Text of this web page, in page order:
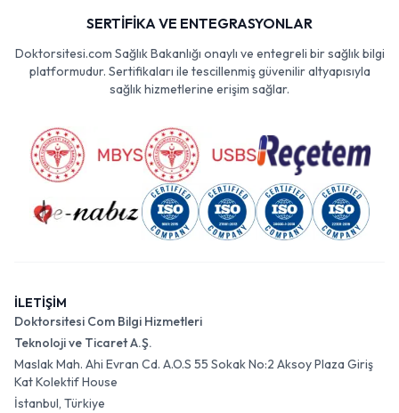
SERTİFİKA VE ENTEGRASYONLAR
Doktorsitesi.com Sağlık Bakanlığı onaylı ve entegreli bir sağlık bilgi
platformudur. Sertifikaları ile tescillenmiş güvenilir altyapısıyla
sağlık hizmetlerine erişim sağlar.
İLETİŞİM
Doktorsitesi Com Bilgi Hizmetleri
Teknoloji ve Ticaret A.Ş.
Maslak Mah. Ahi Evran Cd. A.O.S 55 Sokak No:2 Aksoy Plaza Giriş
Kat Kolektif House
İstanbul, Türkiye